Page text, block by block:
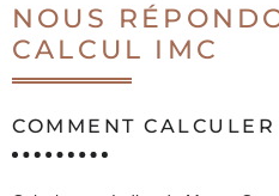
NOUS
CALCUL IMC
COMMENT